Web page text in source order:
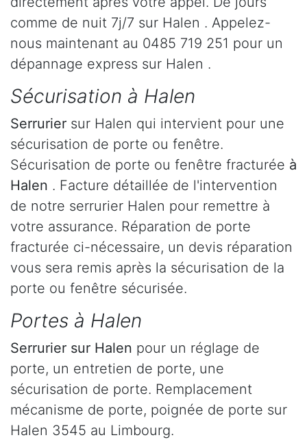
comme de nuit 7j/7 sur Halen . Appelez-
nous maintenant au 0485 719 251 pour un
dépannage express sur Halen .
Sécurisation à Halen
Serrurier sur Halen qui intervient pour une
sécurisation de porte ou fenêtre.
Sécurisation de porte ou fenêtre fracturée à
Halen . Facture détaillée de l'intervention
de notre serrurier Halen pour remettre à
votre assurance. Réparation de porte
fracturée ci-nécessaire, un devis réparation
vous sera remis après la sécurisation de la
porte ou fenêtre sécurisée.
Portes à Halen
Serrurier sur Halen pour un réglage de
porte, un entretien de porte, une
sécurisation de porte. Remplacement
mécanisme de porte, poignée de porte sur
Halen 3545 au Limbourg.